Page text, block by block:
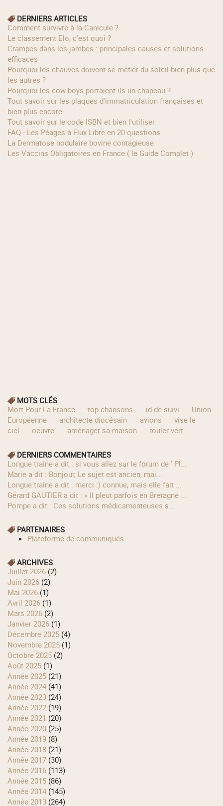
DERNIERS ARTICLES
Comment survivre à la Canicule ?
Le classement Elo, c’est quoi ?
Crampes dans les jambes : principales causes et solutions
efficaces
Pourquoi les chauves doivent se méfier du soleil bien plus que
les autres ?
Pourquoi les cow‑boys portaient‑ils un chapeau ?
Tout savoir sur les plaques d'immatriculation françaises et
bien plus encore
Tout savoir sur le code ISBN et bien l'utiliser
FAQ - Les Péages à Flux Libre en 20 questions
La Dermatose nodulaire bovine contagieuse
Les Vaccins Obligatoires en France ( le Guide Complet )
MOTS CLÉS
Mort Pour La France
top chansons id de suivi
Union
Européenne
architecte diocésain avions
vise le
ciel
oeuvre aménager sa maison rouler vert
DERNIERS COMMENTAIRES
longue traîne a dit : si vous allez sur le forum de ' Pl...
Marie a dit : Bonjour, Le sujet est ancien, mai...
longue traîne a dit : merci :) connue, mais elle fait ...
Gérard GAUTIER a dit : « Il pleut parfois en Bretagne ...
Pompe a dit : Ces solutions médicamenteuses s...
PARTENAIRES
Plateforme de communiqués
ARCHIVES
juillet 2026 (2)
juin 2026 (2)
mai 2026 (1)
avril 2026 (1)
mars 2026 (2)
janvier 2026 (1)
décembre 2025 (4)
novembre 2025 (1)
octobre 2025 (2)
août 2025 (1)
année 2025 (21)
année 2024 (41)
année 2023 (24)
année 2022 (19)
année 2021 (20)
année 2020 (25)
année 2019 (8)
année 2018 (21)
année 2017 (30)
année 2016 (113)
année 2015 (86)
année 2014 (145)
année 2013 (264)